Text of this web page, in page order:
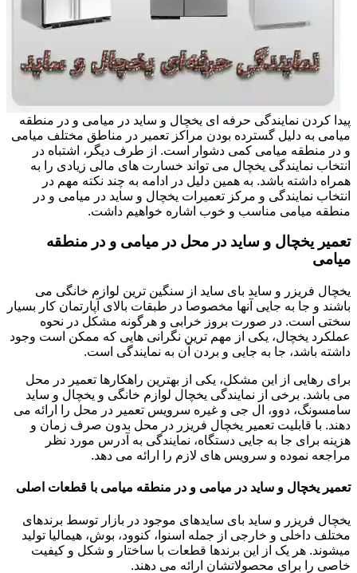
پیدا کردن نمایندگی حرفه ای یخچال و ساید در میامی و در منطقه
میامی به دلیل گسترده بودن مراکز تعمیر در مناطق مختلف میامی
و در منطقه میامی کمی دشوار است. از طرف دیگر، اشتباه در
انتخاب نمایندگی یخچال می تواند خسارت های مالی زیادی را به
همراه داشته باشد. به همین دلیل در ادامه به چند نکته مهم در
انتخاب نمایندگی و مرکز تعمیرات یخچال و ساید در میامی و در
منطقه میامی مناسب و خوب اشاره خواهیم داشت.
تعمیر یخچال و ساید در محل در میامی و در منطقه
میامی
یخچال فریزر و ساید بای ساید از سنگین ترین لوازم خانگی می
باشند و جا به جایی آنها مخصوصا در طبقات بالای آپارتمان کار بسیار
سختی است. در صورت بروز خرابی و هرگونه مشکل در نحوه
عملکرد یخچال، یکی از مهم ترین نگرانی هایی که ممکن است وجود
داشته باشد، جا به جایی و بردن آن به نمایندگی است.
برای رهایی از این مشکل، یکی از بهترین راهکارها تعمیر در محل
می باشد. برخی از نمایندگی یخچال لوازم خانگی و یخچال و ساید
سامسونگ، دوو، ال جی و غیره سرویس تعمیر در محل را ارائه می
دهند. با قابلیت تعمیر یخچال فریزر در محل بدون صرف زمان و
هزینه برای جا به جایی دستگاه، نمایندگی به آدرس مورد نظر
مراجعه نموده و سرویس های لازم را ارائه می دهد.
تعمیر یخچال و ساید در میامی و در منطقه میامی با قطعات اصلی
یخچال فریزر و ساید بای سایدهای موجود در بازار توسط برندهای
مختلف داخلی و خارجی از جمله اسنوا، کنوود، بوش، هیمالیا تولید
میشوند. هر یک از این برندها قطعات با ساختار و شکل و کیفیت
خاصی را برای محصولاتشان ارائه می دهند.